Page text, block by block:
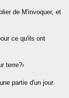
de M'invoquer, et
ce qu'ils ont
terre?›
partie d'un jour.